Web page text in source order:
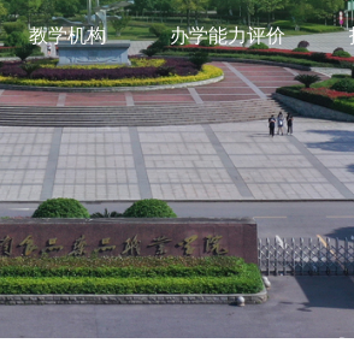
教学机构 办学能力评价